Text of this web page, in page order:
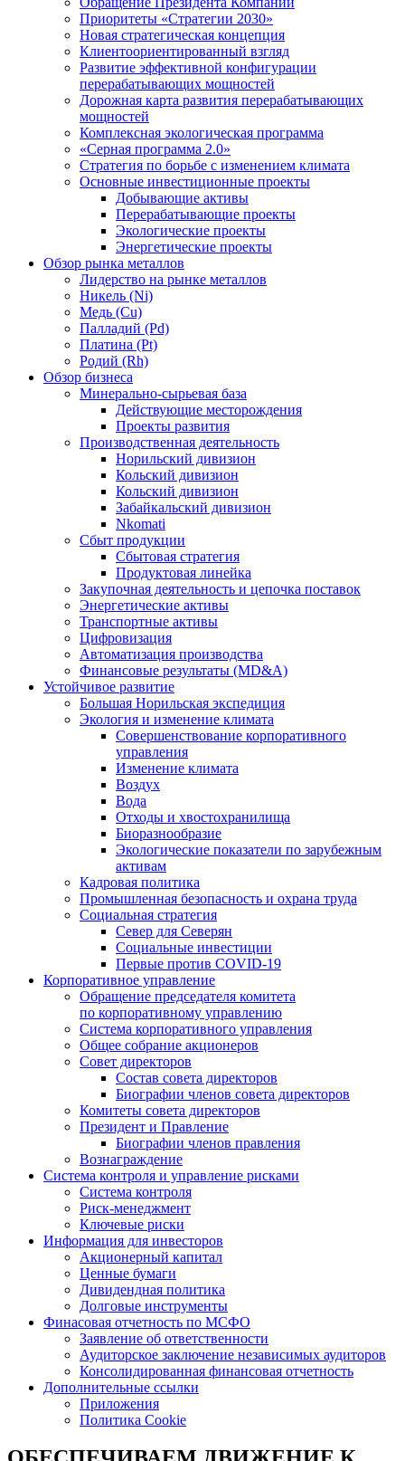
Приоритеты «Стратегии 2030»
Новая стратегическая концепция
Клиентоориентированный взгляд
Развитие эффективной конфигурации
перерабатывающих мощностей
Дорожная карта развития перерабатывающих
мощностей
Комплексная экологическая программа
«Серная программа 2.0»
Стратегия по борьбе с изменением климата
Основные инвестиционные проекты
Добывающие активы
Перерабатывающие проекты
Экологические проекты
Энергетические проекты
Обзор рынка металлов
Лидерство на рынке металлов
Никель (Ni)
Медь (Cu)
Палладий (Pd)
Платина (Pt)
Родий (Rh)
Обзор бизнеса
Минерально-сырьевая база
Действующие месторождения
Проекты развития
Производственная деятельность
Норильский дивизион
Кольский дивизион
Кольский дивизион
Забайкальский дивизион
Nkomati
Сбыт продукции
Сбытовая стратегия
Продуктовая линейка
Закупочная деятельность и цепочка поставок
Энергетические активы
Транспортные активы
Цифровизация
Автоматизация производства
Финансовые результаты (MD&A)
Устойчивое развитие
Большая Норильская экспедиция
Экология и изменение климата
Совершенствование корпоративного
управления
Изменение климата
Воздух
Вода
Отходы и хвостохранилища
Биоразнообразие
Экологические показатели по зарубежным
активам
Кадровая политика
Промышленная безопасность и охрана труда
Социальная стратегия
Север для Северян
Социальные инвестиции
Первые против COVID‑19
Корпоративное управление
Обращение председателя комитета
по корпоративному управлению
Система корпоративного управления
Общее собрание акционеров
Совет директоров
Состав совета директоров
Биографии членов совета директоров
Комитеты совета директоров
Президент и Правление
Биографии членов правления
Вознаграждение
Система контроля и управление рисками
Система контроля
Риск-менеджмент
Ключевые риски
Информация для инвесторов
Акционерный капитал
Ценные бумаги
Дивидендная политика
Долговые инструменты
Финасовая отчетность по МСФО
Заявление об ответственности
Аудиторское заключение независимых аудиторов
Консолидированная финансовая отчетность
Дополнительные ссылки
Приложения
Политика Cookie